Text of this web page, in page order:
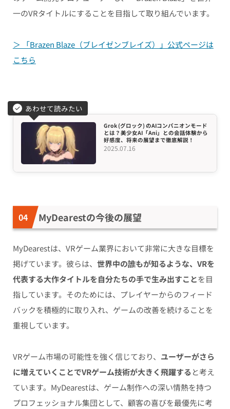
一のVRタイトルにすることを目指して取り組んでいます。
＞ 「Brazen Blaze（ブレイゼンブレイズ）」公式ページは
こちら
あわせて読みたい
Grok (グロック) のAIコンパニオンモード
とは？美少女AI「Ani」との会話体験から
好感度、将来の展望まで徹底解説！
2025.07.16
MyDearestの今後の展望
MyDearestは、VRゲーム業界において非常に大きな目標を
掲げています。彼らは、 世界中の誰もが知るような、VRを
代表する大作タイトルを自分たちの手で生み出すことを目
指しています。そのためには、プレイヤーからのフィード
バックを積極的に取り入れ、ゲームの改善を続けることを
重視しています。
VRゲーム市場の可能性を強く信じており、 ユーザーがさら
に増えていくことでVRゲーム技術が大きく飛躍する と考え
ています。MyDearestは、ゲーム制作への深い情熱を持つ
プロフェッショナル集団として、顧客の喜びを最優先に考